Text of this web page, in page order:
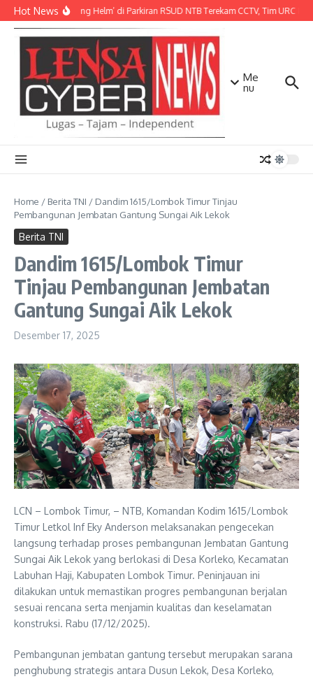
Lewati ke konten
Hot NewsAksi ‘Maling Helm’ di Parkiran RSUD NTB Terekam CCTV, Tim URC
Me
nu
Home / Berita TNI / Dandim 1615/Lombok Timur Tinjau
Pembangunan Jembatan Gantung Sungai Aik Lekok
Berita TNI
Dandim 1615/Lombok Timur
Tinjau Pembangunan Jembatan
Gantung Sungai Aik Lekok
Desember 17, 2025
LCN – Lombok Timur, – NTB, Komandan Kodim 1615/Lombok
Timur Letkol Inf Eky Anderson melaksanakan pengecekan
langsung terhadap proses pembangunan Jembatan Gantung
Sungai Aik Lekok yang berlokasi di Desa Korleko, Kecamatan
Labuhan Haji, Kabupaten Lombok Timur. Peninjauan ini
dilakukan untuk memastikan progres pembangunan berjalan
sesuai rencana serta menjamin kualitas dan keselamatan
konstruksi. Rabu (17/12/2025).
Pembangunan jembatan gantung tersebut merupakan sarana
penghubung strategis antara Dusun Lekok, Desa Korleko,